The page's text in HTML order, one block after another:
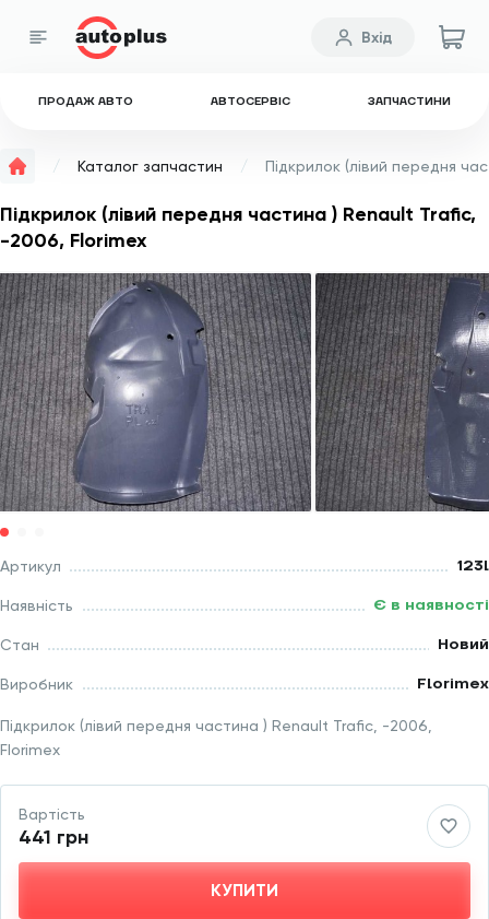
ПРОДАЖ АВТО АВТОСЕРВІС ЗАПЧАСТИНИ
Вхід
Каталог запчастин
Підкрилок (лівий передня частина ) Renault Trafic,
-2006, Florimex
Підкрилок (лівий передня частина ) Renault Trafic, -2006,
Florimex
Артикул 123l
Наявність Є в наявності
Стан Новий
Виробник Florimex
Вартість
441 грн
КУПИТИ